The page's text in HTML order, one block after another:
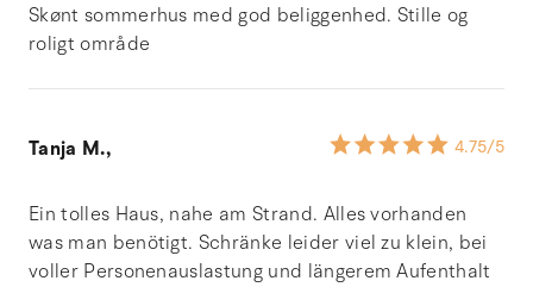
Skønt sommerhus med god beliggenhed. Stille og
roligt område
Tanja M., 4.75/5
Ein tolles Haus, nahe am Strand. Alles vorhanden
was man benötigt. Schränke leider viel zu klein, bei
voller Personenauslastung und längerem Aufenthalt